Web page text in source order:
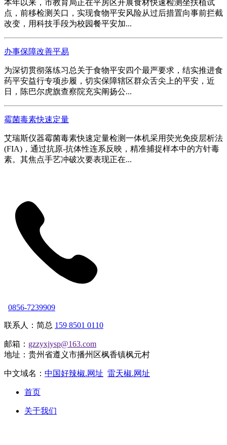
本年以来，市教育局正在平房区开展食材快速检测坐扶植试
点，前移检测关口，实现食物平安风险从过后措置向事前拦截
改变，用科技手段为校园餐平安加...
办事保障改善平易
为深切贯彻落练习总关于食物平安四个最严要求，结实推进食
药平安益行专项步履，切实保障辖区群众舌尖上的平安，近
日，陈巴尔虎旗查察院充实阐扬公...
霉菌毒素快速定量
艾瑞斯仪器霉菌毒素快速定量检测一体机采用荧光免疫层析法
(FIA)，通过抗原-抗体性连系反映，精准捕捉样本中的方针毒
素。其焦点手艺冲破次要表现正在...
0856-7239909
联系人：简总 159 8501 0110
邮箱： gzzyxjysp@163.com
地址：贵州省遵义市播州区枫香镇枫元村
中文域名： 中国好辣椒.网址 雷天椒.网址
首页
关于我们